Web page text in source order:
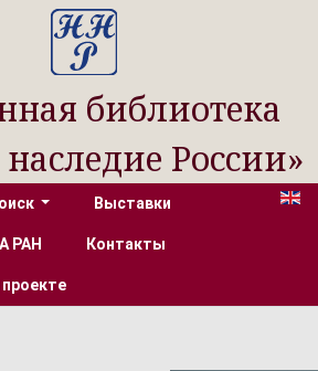
библиотека
России»
Выставки
РАН Контакты